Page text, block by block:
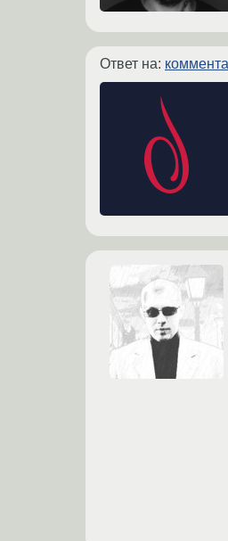
Ответ на: